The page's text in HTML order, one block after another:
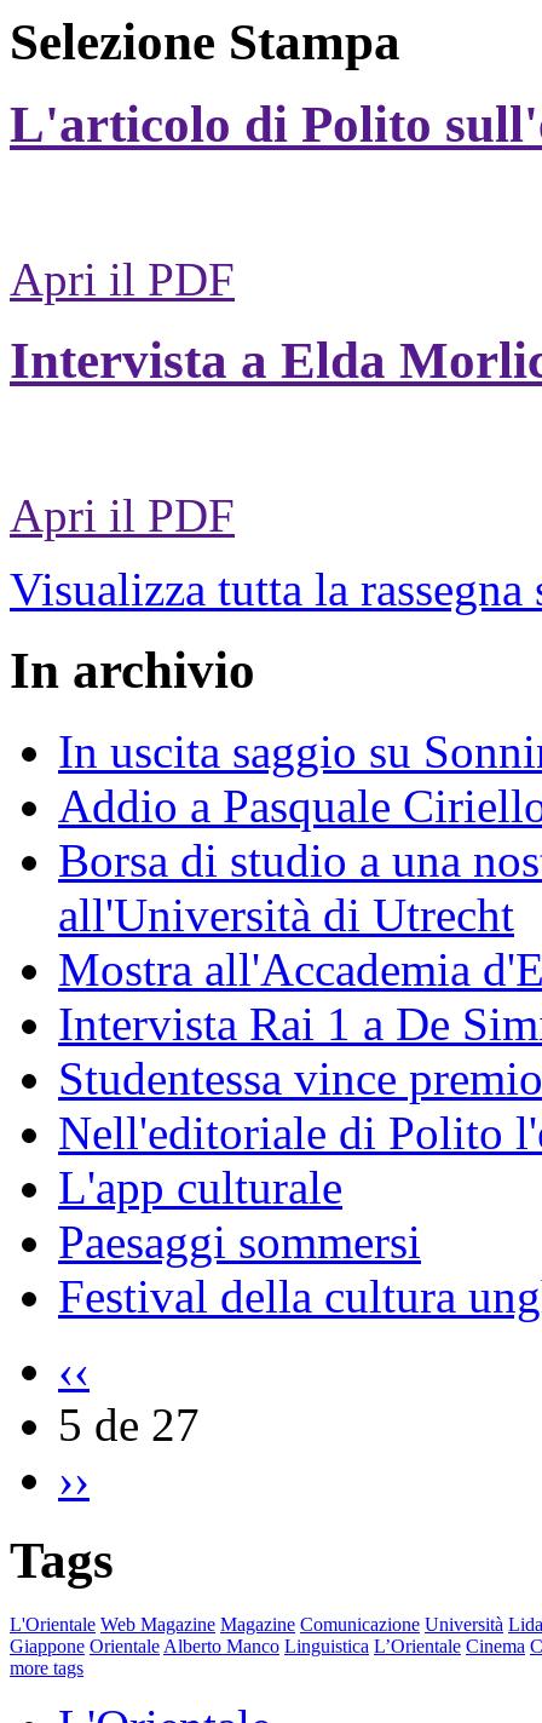
Selezione Stampa
L'articolo di Polito
Apri il PDF
Intervista a Elda
Apri il PDF
Visualizza tutta la rassegna
In archivio
In uscita saggio su
Addio a Pasquale
Borsa di studio a una
all'Università di Utrecht
Mostra all'Accademia
Intervista Rai 1 a De
Studentessa vince
Nell'editoriale di Polito
L'app culturale
Paesaggi sommersi
Festival della cultura
‹‹
5 de 27
››
Tags
L'Orientale Web Magazine Magazine Comunicazione Università
Giappone Orientale Alberto Manco Linguistica L’Orientale Cinema
more tags